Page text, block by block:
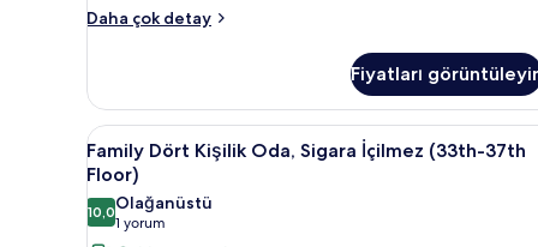
için
görün
Daha çok detay
Standard
Oda,
Sigara
İçilmez
(33th-
Panorama
Floor)
Fiyatları
Family
Dört
Kişilik
Oda,
Family Dört Kişilik Oda,
16
Family Dört Kişilik Oda, Sigara İçilmez (33th-37th
Floor)
10,010,0 / 10
Olağanüstü
1 yorum
(1